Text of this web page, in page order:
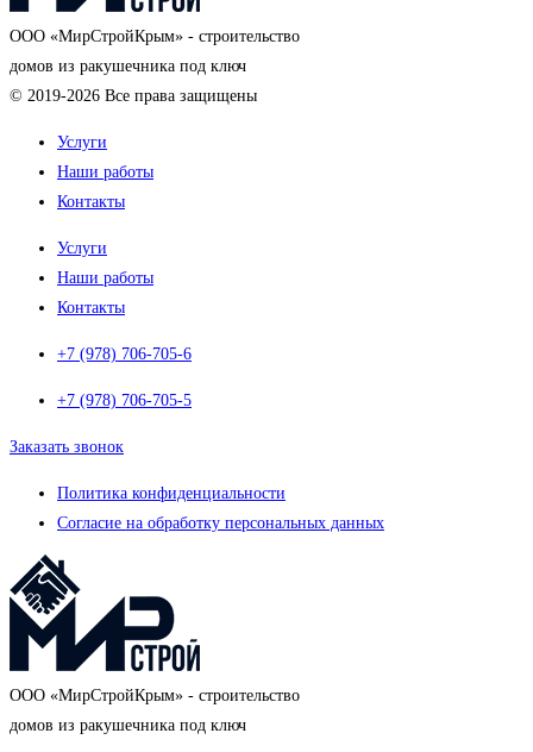
OOO «МирСтройКрым» - строительство
домов из ракушечника под ключ
© 2019-2026 Все права защищены
Услуги
Наши работы
Контакты
Услуги
Наши работы
Контакты
+7 (978) 706-705-6
+7 (978) 706-705-5
Заказать звонок
Политика конфиденциальности
Согласие на обработку персональных данных
OOO «МирСтройКрым» - строительство
домов из ракушечника под ключ